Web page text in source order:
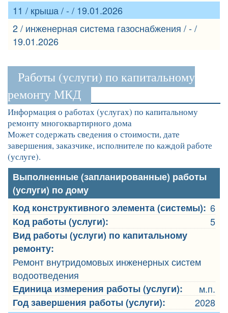
11 / крыша / - / 19.01.2026
2 / инженерная система газоснабжения / - /
19.01.2026
Работы (услуги) по капитальному
ремонту МКД
Информация о работах (услугах) по капитальному
ремонту многоквартирного дома
Может содержать сведения о стоимости, дате
завершения, заказчике, исполнителе по каждой работе
(услуге).
Выполненные (запланированные) работы
(услуги) по дому
Код конструктивного элемента (системы): 6
Код работы (услуги):
5
Вид работы (услуги) по капитальному
ремонту:
Ремонт внутридомовых инженерных систем
водоотведения
Единица измерения работы (услуги):
м.п.
Год завершения работы (услуги):
2028